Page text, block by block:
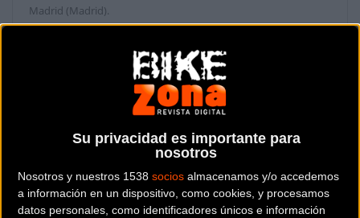
Su privacidad es importante para
nosotros
Nosotros y nuestros 1538 socios almacenamos y/o accedemos
a información en un dispositivo, como cookies, y procesamos
datos personales, como identificadores únicos e información
Madrid (Madrid).
Contactar con la tienda
Web y RRSS de la tienda